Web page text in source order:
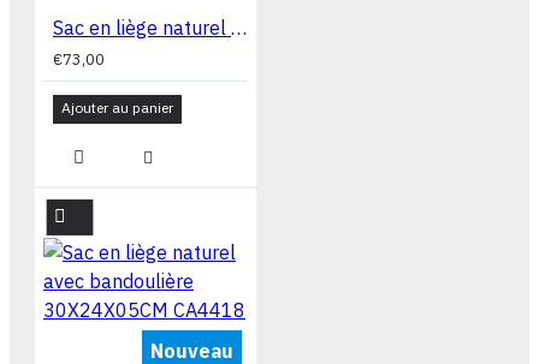
Sac en liège naturel avec bandoulière 26X27X06CM CA4416
€73,00
Ajouter au panier
Nouveau